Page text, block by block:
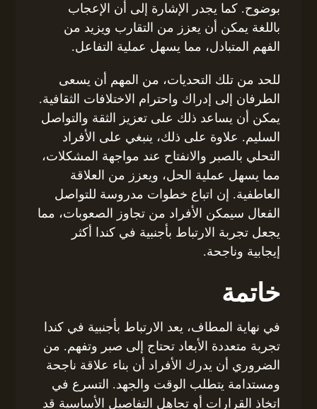
بوضوح. كما يجدر الإشارة إلى أن الإعجاب
باللغة يمكن أن يعزز من التقارب ويزيد من
الفهم المتبادل، مما يسهل عملية التفاعل.
للحد من تلك التحديات، من المهم أن يسعى
الطرفان إلى إدراك واحترام الاختلافات الثقافية.
يمكن أن يساعد ذلك على تعزيز الثقة والتواصل
السليم. علاوة على ذلك، ينبغي على الأفراد
التحلي بالصبر والانفتاح عند مواجهة المشكلات،
مما يسهل عملية الحل، ويعزز من العلاقة
العاطفية. إن اتباع خطوات مدروسة للتواصل
الفعال سيمكن الأفراد من تجاوز الصعوبات، مما
يجعل تجربة الارتباط بأجنبية في كندا أكثر
إيجابية وناجحة.
خاتمة
في نهاية المطاف، يعد الارتباط بأجنبية في كندا
تجربة متعددة الأبعاد تحتاج إلى صبر وتفهم. من
الضروري أن يدرك الأفراد أن بناء علاقة ناجحة
ومستدامة يتطلب الوقت والجهد. التسرع في
اتخاذ القرارات أو تجاهل التفاصيل الأساسية قد